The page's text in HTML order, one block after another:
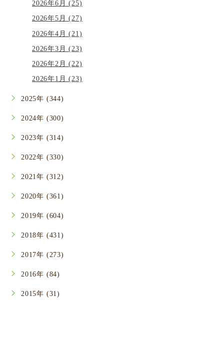
2026年6月 (25)
2026年5月 (27)
2026年4月 (21)
2026年3月 (23)
2026年2月 (22)
2026年1月 (23)
2025年 (344)
2024年 (300)
2023年 (314)
2022年 (330)
2021年 (312)
2020年 (361)
2019年 (604)
2018年 (431)
2017年 (273)
2016年 (84)
2015年 (31)